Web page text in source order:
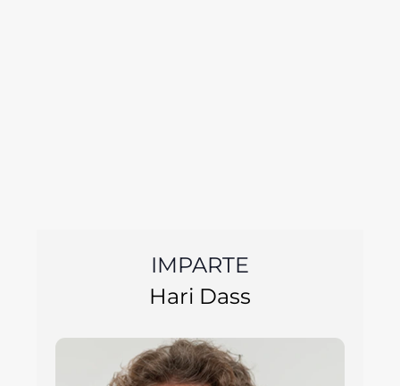
IMPARTE
Hari Dass